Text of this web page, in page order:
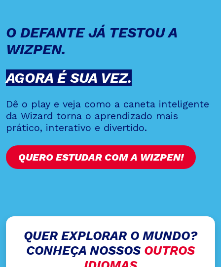
O DEFANTE JÁ TESTOU A
WIZPEN.
AGORA É SUA VEZ.
Dê o play e veja como a caneta inteligente
da Wizard torna o aprendizado mais
prático, interativo e divertido.
QUERO ESTUDAR COM A WIZPEN!
QUER EXPLORAR O MUNDO?
CONHEÇA NOSSOS OUTROS